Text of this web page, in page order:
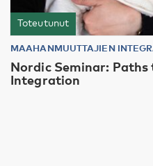
Toteutunut
MAAHANMUUTTAJIEN
Nordic Seminar: Paths
Integration